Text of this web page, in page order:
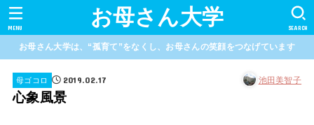
お母さん大学 SEARCH
MENU
お母さん大学は、“孤育て”をなくし、お母さんの笑顔をつなげています
母ゴコロ 2019.02.17 池田美智子
心象風景